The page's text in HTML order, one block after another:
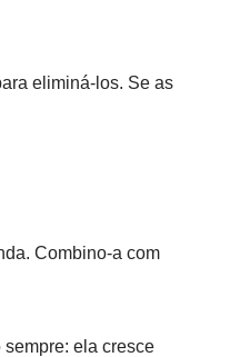
eliminá-los. Se as
Combino-a com
ela cresce